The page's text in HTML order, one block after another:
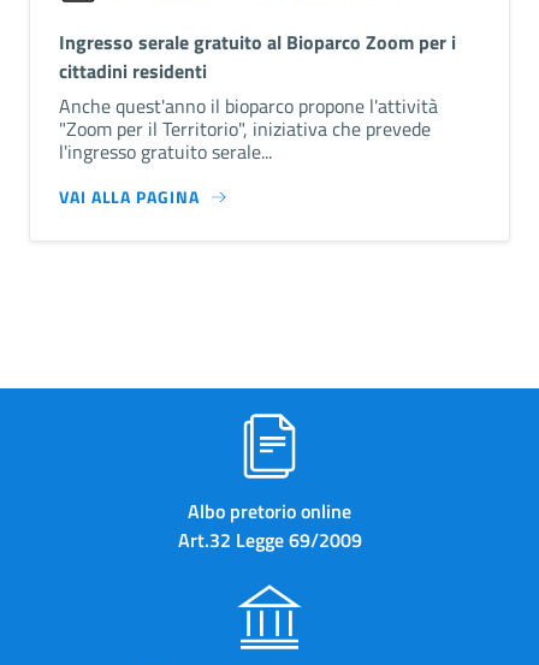
Ingresso serale gratuito al Bioparco Zoom per i
cittadini residenti
Anche quest'anno il bioparco propone l'attività
"Zoom per il Territorio", iniziativa che prevede
l'ingresso gratuito serale...
VAI ALLA PAGINA
Albo pretorio online
Art.32 Legge 69/2009